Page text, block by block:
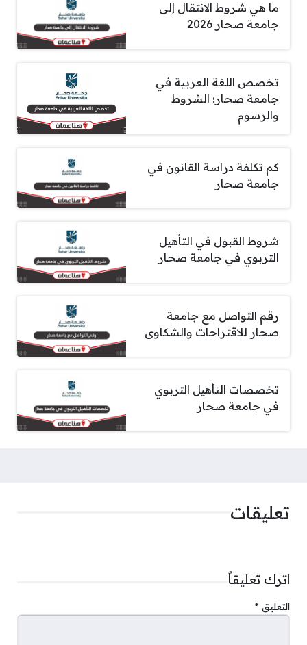
ما هي شروط الانتقال إلى
جامعة صحار 2026
تخصص اللغة العربية في
جامعة صحار؛ الشروط
والرسوم
كم تكلفة دراسة القانون في
جامعة صحار
شروط القبول في التأهيل
التربوي في جامعة صحار
رقم التواصل مع جامعة
صحار للاقتراحات والشكاوى
تخصصات التأهيل التربوي
في جامعة صحار
تعليقات
اترك تعليقاً
التعليق *